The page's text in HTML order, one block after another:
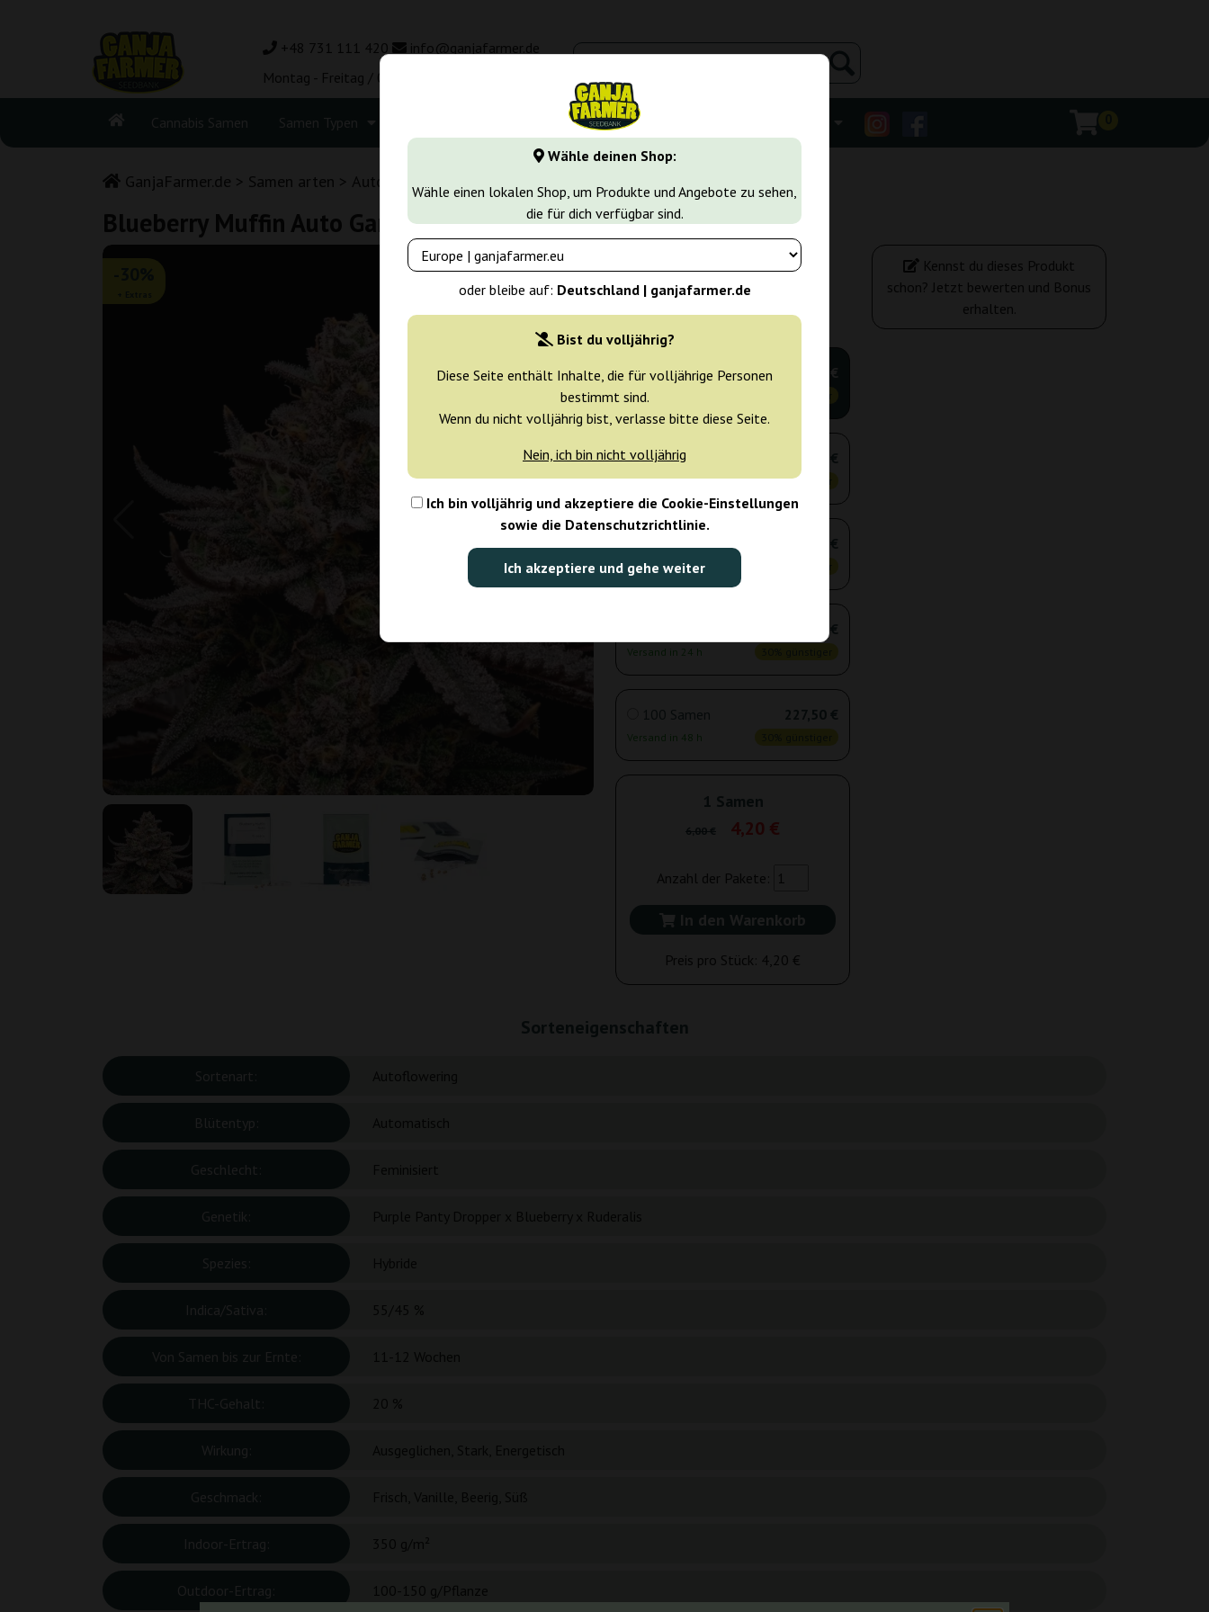
Wähle deinen Shop:
Wähle einen lokalen Shop, um Produkte und Angebote zu sehen,
die für dich verfügbar sind.
oder bleibe auf: Deutschland | ganjafarmer.de
Bist du volljährig?
Diese Seite enthält Inhalte, die für volljährige Personen
bestimmt sind.
Wenn du nicht volljährig bist, verlasse bitte diese Seite.
Nein, ich bin nicht volljährig
Ich bin volljährig und akzeptiere die Cookie-Einstellungen
sowie die Datenschutzrichtlinie.
Ich akzeptiere und gehe weiter
+48 731 111 420
info@ganjafarmer.de
Montag - Freitag / 08:00 - 16:00
Cannabis Samen Samen Typen Cannabis Sorten
GanjaFarmer.de Samen arten Autoflower Cannabissamen
Blueberry Muffin Auto Ganja Farmer
Ganja Farmer
1 Samen
Versand in 24 h
4,20 €
3 Samen
Versand in 24 h
10,50 €
30% günstiger
5 Samen
Versand in 24 h
16,10 €
Versand in 24 h
28,00 €
100 Samen
Versand in 48 h
227,50 €
1 Samen
6,00 € 4,20 €
Anzahl der Pakete:
In den Warenkorb
Preis pro Stück: 4,20 €
Kennst du dieses Produkt
schon? Jetzt bewerten und Bonus
erhalten.
Sorteneigenschaften
Sortenart:
Blütentyp:
Geschlecht:
Genetik:
Spezies:
Indica/Sativa:
Von Samen bis zur Ernte:
THC-Gehalt:
Wirkung:
Geschmack:
Indoor-Ertrag:
Outdoor-Ertrag: